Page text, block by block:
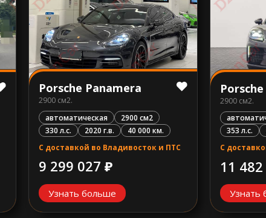
Porsche Panamera
2900 см2.
автоматическая
2900 см2
330 л.с.
2020 г.в.
40 000 км.
С доставкой во Владивосток и ПТС
9 299 027 ₽
Узнать больше
2900 см2.
353 л.с.
С
11
Узнать